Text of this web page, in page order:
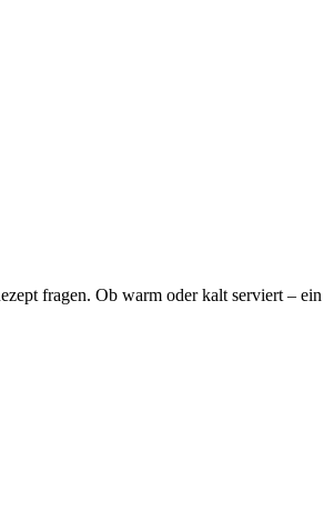
fragen. Ob warm oder kalt serviert –